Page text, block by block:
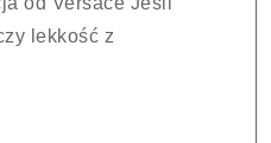
Tester
lekkość z